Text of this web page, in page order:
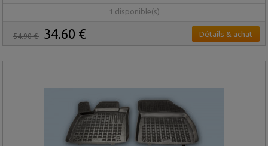
1 disponible(s)
54.90 € 34.60 € Détails & achat